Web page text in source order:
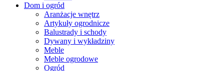
Dom i ogród
Aranżacje wnętrz
Artykuły ogrodnicze
Balustrady i schody
Dywany i wykładziny
Meble
Meble ogrodowe
Ogród